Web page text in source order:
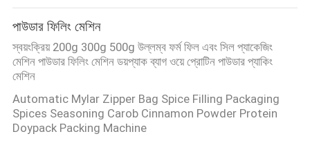
পাউডার ফিলিং মেশিন
স্বয়ংক্রিয় 200g 300g 500g উল্লম্ব ফর্ম ফিল এবং সিল প্যাকেজিং
মেশিন পাউডার ফিলিং মেশিন ডয়প্যাক ব্যাগ ওয়ে প্রোটিন পাউডার প্যাকিং
মেশিন
Automatic Mylar Zipper Bag Spice Filling Packaging
Spices Seasoning Carob Cinnamon Powder Protein
Doypack Packing Machine